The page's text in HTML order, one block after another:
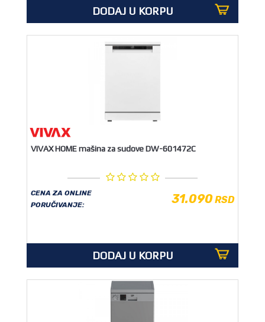
DODAJ U KORPU
VIVAX HOME mašina za sudove DW-601472C
CENA ZA ONLINE
PORUČIVANJE:
31.090RSD
DODAJ U KORPU